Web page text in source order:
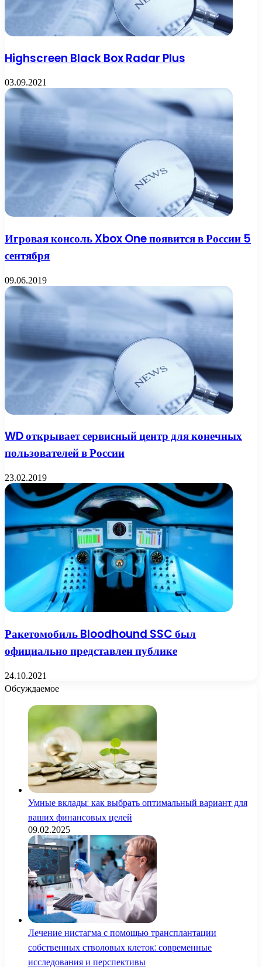
Highscreen Black Box Radar Plus
03.09.2021
Игровая консоль Xbox One появится в России 5
сентября
09.06.2019
WD открывает сервисный центр для конечных
пользователей в России
23.02.2019
Ракетомобиль Bloodhound SSC был
официально представлен публике
24.10.2021
Обсуждаемое
Умные вклады: как выбрать оптимальный вариант для
ваших финансовых целей
09.02.2025
Лечение нистагма с помощью трансплантации
собственных стволовых клеток: современные
исследования и перспективы